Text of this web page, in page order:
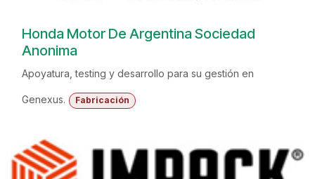
Honda Motor De Argentina Sociedad
Anonima
Apoyatura, testing y desarrollo para su gestión en
Genexus. Fabricación